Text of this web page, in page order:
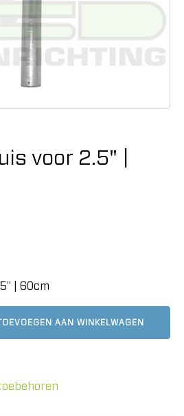
voor 2.5" |
| 60cm
AAN WINKELWAGEN